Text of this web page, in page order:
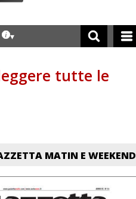
tutte le
MATIN E WEEKEND